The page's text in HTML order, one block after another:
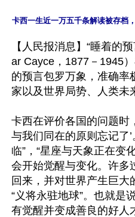
【人民报消息】“睡着的
ar Cayce，1877－1945
的预言包罗万象，准确率
家以及世界局势、人类未
卡西在评价各国的问题时
与我们同在的原则忘记了
临”，“星座与天象正在变
会开始觉醒与变化。许多
回来，并对世界产生巨大
“义将永驻地球”。也就是
有觉醒并变成善良的好人